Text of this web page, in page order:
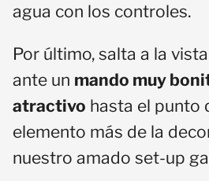
agua con los controles.
Por último, salta a la
ante un mando muy
atractivo hasta el punto
elemento más de la
nuestro amado set-up